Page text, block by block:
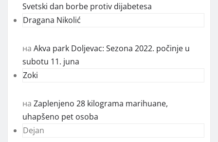
Svetski dan borbe protiv dijabetesa
Dragana Nikolić
на Akva park Doljevac: Sezona 2022. počinje u
subotu 11. juna
Zoki
на Zaplenjeno 28 kilograma marihuane,
uhapšeno pet osoba
Dejan